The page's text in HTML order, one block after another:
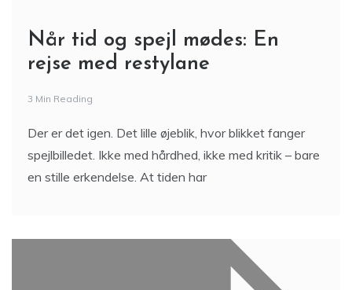
Når tid og spejl mødes: En
rejse med restylane
3 Min Reading
Der er det igen. Det lille øjeblik, hvor blikket fanger
spejlbilledet. Ikke med hårdhed, ikke med kritik – bare
en stille erkendelse. At tiden har